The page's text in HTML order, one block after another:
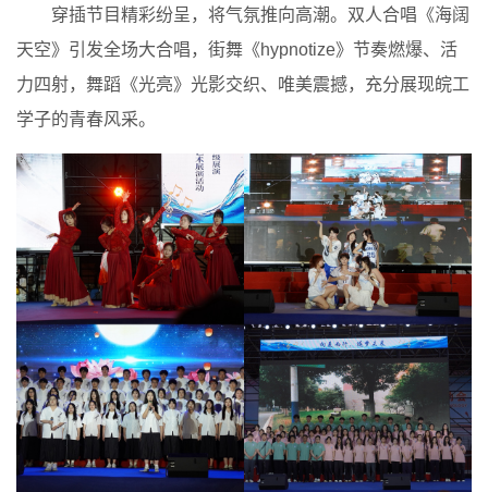
穿插节目精彩纷呈，将气氛推向高潮。双人合唱《海阔
天空》引发全场大合唱，街舞《hypnotize》节奏燃爆、活
力四射，舞蹈《光亮》光影交织、唯美震撼，充分展现皖工
学子的青春风采。